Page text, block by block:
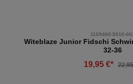
1109460-5010-
Witeblaze Junior Fidschi
32-36
19,95 €*